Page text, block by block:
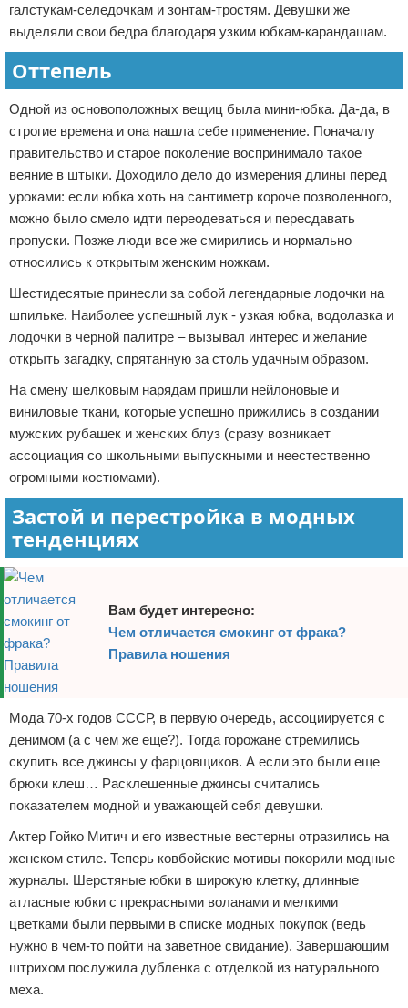
галстукам-селедочкам и зонтам-тростям. Девушки же
выделяли свои бедра благодаря узким юбкам-карандашам.
Оттепель
Одной из основоположных вещиц была мини-юбка. Да-да, в
строгие времена и она нашла себе применение. Поначалу
правительство и старое поколение воспринимало такое
веяние в штыки. Доходило дело до измерения длины перед
уроками: если юбка хоть на сантиметр короче позволенного,
можно было смело идти переодеваться и пересдавать
пропуски. Позже люди все же смирились и нормально
относились к открытым женским ножкам.
Шестидесятые принесли за собой легендарные лодочки на
шпильке. Наиболее успешный лук - узкая юбка, водолазка и
лодочки в черной палитре – вызывал интерес и желание
открыть загадку, спрятанную за столь удачным образом.
На смену шелковым нарядам пришли нейлоновые и
виниловые ткани, которые успешно прижились в создании
мужских рубашек и женских блуз (сразу возникает
ассоциация со школьными выпускными и неестественно
огромными костюмами).
Застой и перестройка в модных
тенденциях
Вам будет интересно:
Чем отличается смокинг от фрака?
Правила ношения
Мода 70-х годов СССР, в первую очередь, ассоциируется с
денимом (а с чем же еще?). Тогда горожане стремились
скупить все джинсы у фарцовщиков. А если это были еще
брюки клеш… Расклешенные джинсы считались
показателем модной и уважающей себя девушки.
Актер Гойко Митич и его известные вестерны отразились на
женском стиле. Теперь ковбойские мотивы покорили модные
журналы. Шерстяные юбки в широкую клетку, длинные
атласные юбки с прекрасными воланами и мелкими
цветками были первыми в списке модных покупок (ведь
нужно в чем-то пойти на заветное свидание). Завершающим
штрихом послужила дубленка с отделкой из натурального
меха.